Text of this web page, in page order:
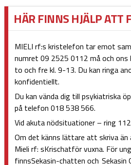
HÄR FINNS HJÄLP ATT
MIELI rf:s kristelefon tar emot
numret 09 2525 0112 må och
to och fre kl. 9-13. Du kan ringa
konfidentiellt.
Du kan vända dig till psykiatriska
på telefon 018 538 566.
Vid akuta nödsituationer – ring
Om det känns lättare att skriva
Mieli rf: sKrischatför vuxna. För
finnsSekasin-chatten och Sekasin